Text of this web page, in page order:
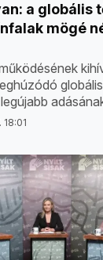
a globális
mögé
18:01